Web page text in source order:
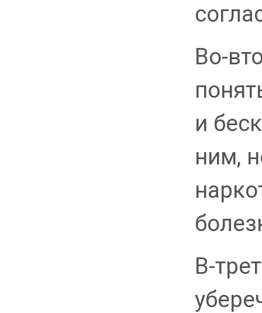
Во-
и
ним,
В-